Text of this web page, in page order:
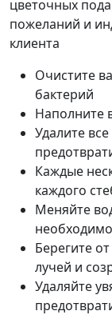
цветочных
пожеланий и
клиента
Очистите
бактерий
Наполните
Удалите
Каждые
каждого
Меняйте
Берегите
лучей и
Удаляйте